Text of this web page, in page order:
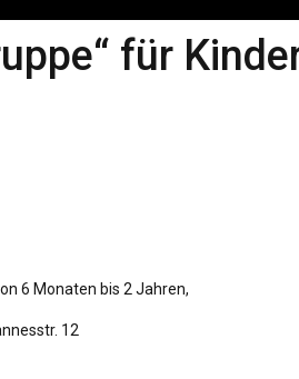
für
6 Monaten bis 2 Jahren,
12